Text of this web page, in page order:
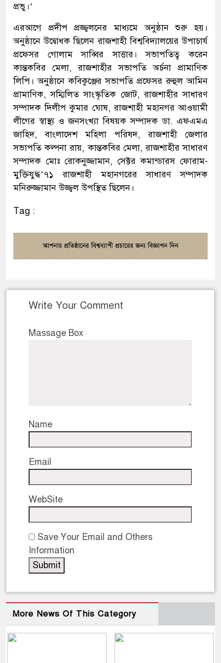
প্রভু।’
এরআগে প্রদীপ প্রজ্জ্বলনের মাধ্যমে অনুষ্ঠান শুরু হয়।
অনুষ্ঠানে উদ্বোধক ছিলেন রাজশাহী বিশ্ববিদ্যালয়ের উপাচার্য
প্রফেসর গোলাম সাব্বির সাত্তার। সভাপতিত্ব করেন
কান্তকবির মেলা, রাজশাহীর সভাপতি অর্চনা প্রামাণিক
লিপি। অনুষ্ঠানে কবিকুঞ্জের সভাপতি প্রফেসর রুহুল আমিন
প্রামাণিক, সম্মিলিত সাংস্কৃতিক জোট, রাজশাহীর সাধারণ
সম্পাদক দিলীপ কুমার ঘোষ, রাজশাহী মহানগর আওয়ামী
লীগের স্বাস্থ্য ও জনসংখ্যা বিষয়ক সম্পাদক ডা. এফএমএ
জাহিদ, বাংলাদেশ মহিলা পরিষদ, রাজশাহী জেলার
সভাপতি কল্পনা রায়, কান্তকবির মেলা, রাজশাহীর সাধারণ
সম্পাদক মোঃ রোকনুজ্জামান, সেক্টর কমান্ডারস ফোরাম-
মুক্তিযুদ্ধ’৭১ রাজশাহী মহানগরের সাধারণ সম্পাদক
মনিরুজ্জামান উজ্জ্বল উপস্থিত ছিলেন।
Tag :
Write Your Comment
Massage Box
Name
Email
WebSite
Save Your Email and Others
Information
More News Of This Category